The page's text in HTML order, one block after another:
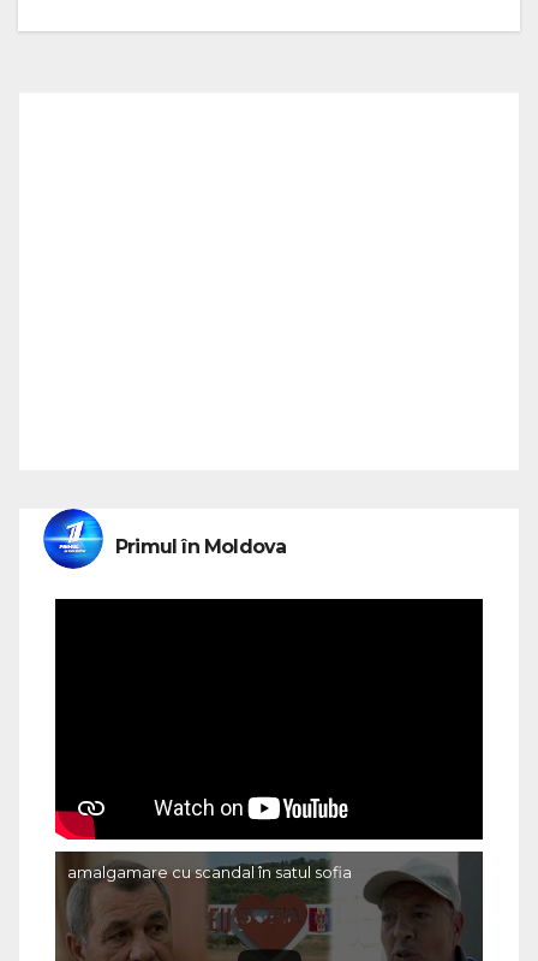
Primul în Moldova
amalgamare cu scandal în satul sofia